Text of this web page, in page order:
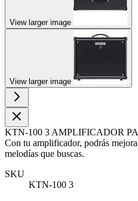
View larger image
View larger image
KTN-100 3 AMPLIFICADOR
Con tu amplificador, podrás
melodías que buscas.
SKU
KTN-100 3